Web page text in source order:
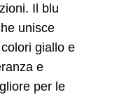
Il blu
unisce
giallo e
e
per le